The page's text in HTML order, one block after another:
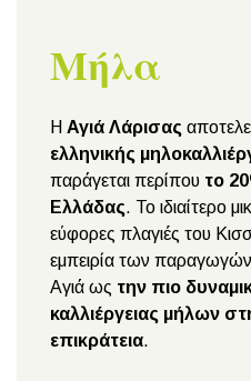
Μήλα
Η Αγιά Λάρισας
ελληνικής
παράγεται περίπου το
Ελλάδας. Το ιδιαίτερο
εύφορες πλαγιές του
εμπειρία των παραγωγών
Αγιά ως την πιο
καλλιέργειας μήλων
επικράτεια.